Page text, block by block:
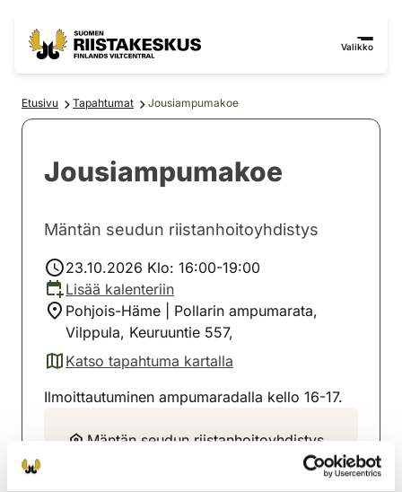
Valikko
Etusivu Tapahtumat Jousiampumakoe
Jousiampumakoe
Mäntän seudun riistanhoitoyhdistys
23.10.2026 Klo: 16:00-19:00
Lisää kalenteriin
Pohjois-Häme | Pollarin ampumarata,
Vilppula, Keuruuntie 557,
Katso tapahtuma kartalla
(avautuu uuteen välilehteen)
Ilmoittautuminen ampumaradalla kello 16-17.
Mäntän seudun riistanhoitoyhdistys